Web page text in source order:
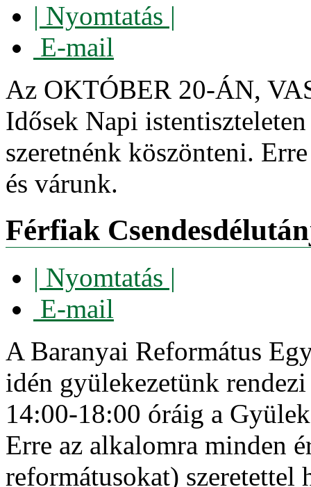
| Nyomtatás |
E-mail
Az OKTÓBER 20-ÁN,
Idősek Napi
szeretnénk köszönteni.
és várunk.
Férfiak
| Nyomtatás |
E-mail
A Baranyai Református
idén gyülekezetünk
14:00-18:00 óráig a
Erre az alkalomra minden
reformátusokat)